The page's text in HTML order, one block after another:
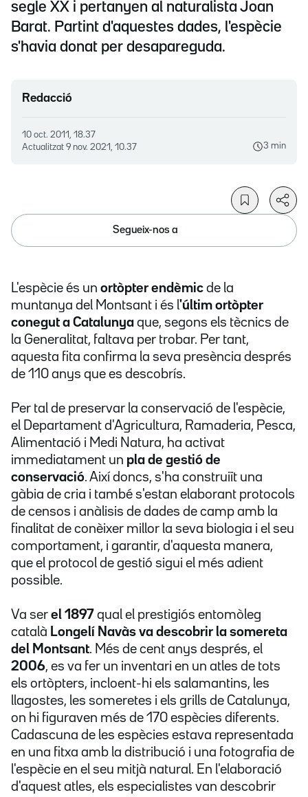
segle XX i pertanyen al naturalista Joan
Barat. Partint d'aquestes dades, l'espècie
s'havia donat per desapareguda.
Redacció
10 oct. 2011, 18.37
Actualitzat 9 nov. 2021, 10.37 3 min
Segueix-nos a
L'espècie és un ortòpter endèmic de la
muntanya del Montsant i és l'últim ortòpter
conegut a Catalunya que, segons els tècnics de
la Generalitat, faltava per trobar. Per tant,
aquesta fita confirma la seva presència després
de 110 anys que es descobrís.
Per tal de preservar la conservació de l'espècie,
el Departament d'Agricultura, Ramaderia, Pesca,
Alimentació i Medi Natura, ha activat
immediatament un pla de gestió de
conservació. Així doncs, s'ha construiït una
gàbia de cria i també s'estan elaborant protocols
de censos i anàlisis de dades de camp amb la
finalitat de conèixer millor la seva biologia i el seu
comportament, i garantir, d'aquesta manera,
que el protocol de gestió sigui el més adient
possible.
Va ser el 1897 qual el prestigiós entomòleg
català Longelí Navàs va descobrir la somereta
del Montsant. Més de cent anys després, el
2006, es va fer un inventari en un atles de tots
els ortòpters, incloent-hi els salamantins, les
llagostes, les someretes i els grills de Catalunya,
on hi figuraven més de 170 espècies diferents.
Cadascuna de les espècies estava representada
en una fitxa amb la distribució i una fotografia de
l'espècie en el seu mitjà natural. En l'elaboració
d'aquest atles, els especialistes van descobrir